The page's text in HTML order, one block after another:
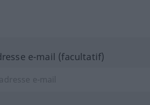
e-mail (facultatif)